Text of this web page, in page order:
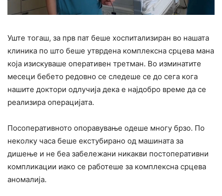
Уште тогаш, за прв пат беше хоспитализиран во нашата
клиника по што беше утврдена комплексна срцева мана
која изискуваше оперативен третман. Во изминатите
месеци бебето редовно се следеше се до сега кога
нашите доктори одлучија дека е најдобро време да се
реализира операцијата.
Посоперативното опоравување одеше многу брзо. По
неколку часа беше екстубирано од машината за
дишење и не беа забележани никакви постоперативни
компликации иако се работеше за комплексна срцева
аномалија.